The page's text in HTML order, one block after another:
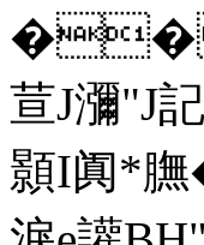
��
荁J瀰"J
顥I阗*